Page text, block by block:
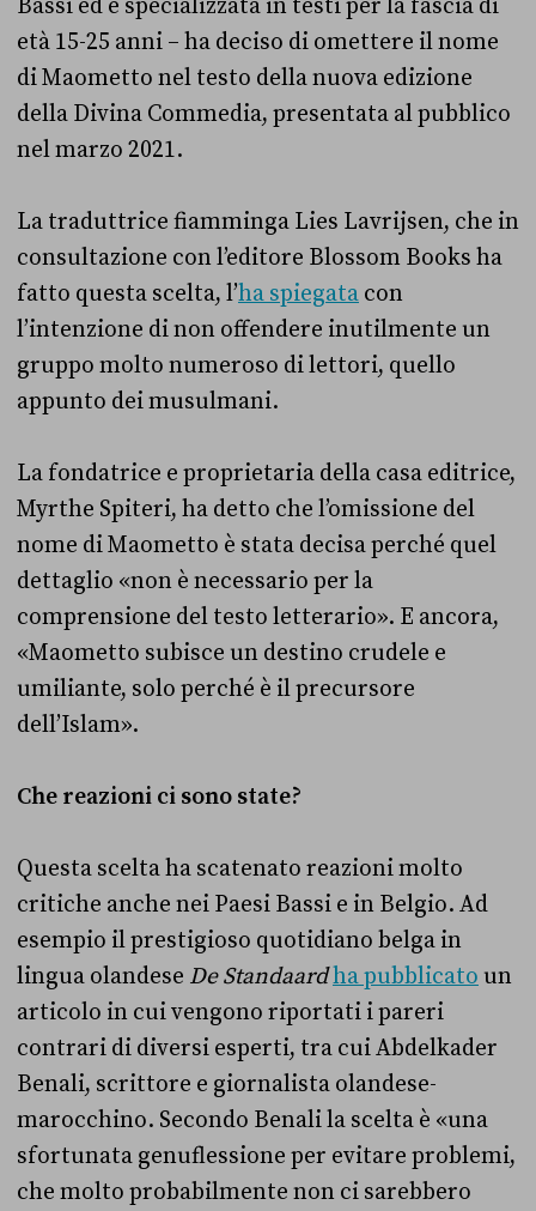
età 15-25 anni – ha deciso di omettere il nome
di Maometto nel testo della nuova edizione
della Divina Commedia, presentata al pubblico
nel marzo 2021.
La traduttrice fiamminga Lies Lavrijsen, che in
consultazione con l’editore Blossom Books ha
fatto questa scelta, l’ha spiegata con
l’intenzione di non offendere inutilmente un
gruppo molto numeroso di lettori, quello
appunto dei musulmani.
La fondatrice e proprietaria della casa editrice,
Myrthe Spiteri, ha detto che l’omissione del
nome di Maometto è stata decisa perché quel
dettaglio «non è necessario per la
comprensione del testo letterario». E ancora,
«Maometto subisce un destino crudele e
umiliante, solo perché è il precursore
dell’Islam».
Che reazioni ci sono state?
Questa scelta ha scatenato reazioni molto
critiche anche nei Paesi Bassi e in Belgio. Ad
esempio il prestigioso quotidiano belga in
lingua olandese De Standaardha pubblicato un
articolo in cui vengono riportati i pareri
contrari di diversi esperti, tra cui Abdelkader
Benali, scrittore e giornalista olandese-
marocchino. Secondo Benali la scelta è «una
sfortunata genuflessione per evitare problemi,
che molto probabilmente non ci sarebbero